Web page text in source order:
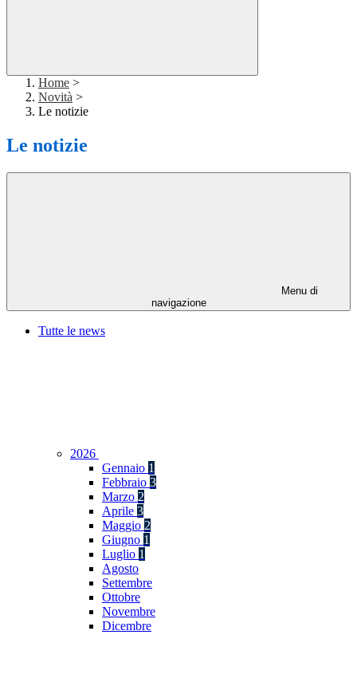
Home >
Novità >
Le notizie
Le notizie
Menu di
navigazione
Tutte le news
2026
Gennaio 1
Febbraio 3
Marzo 2
Aprile 3
Maggio 2
Giugno 1
Luglio 1
Agosto
Settembre
Ottobre
Novembre
Dicembre